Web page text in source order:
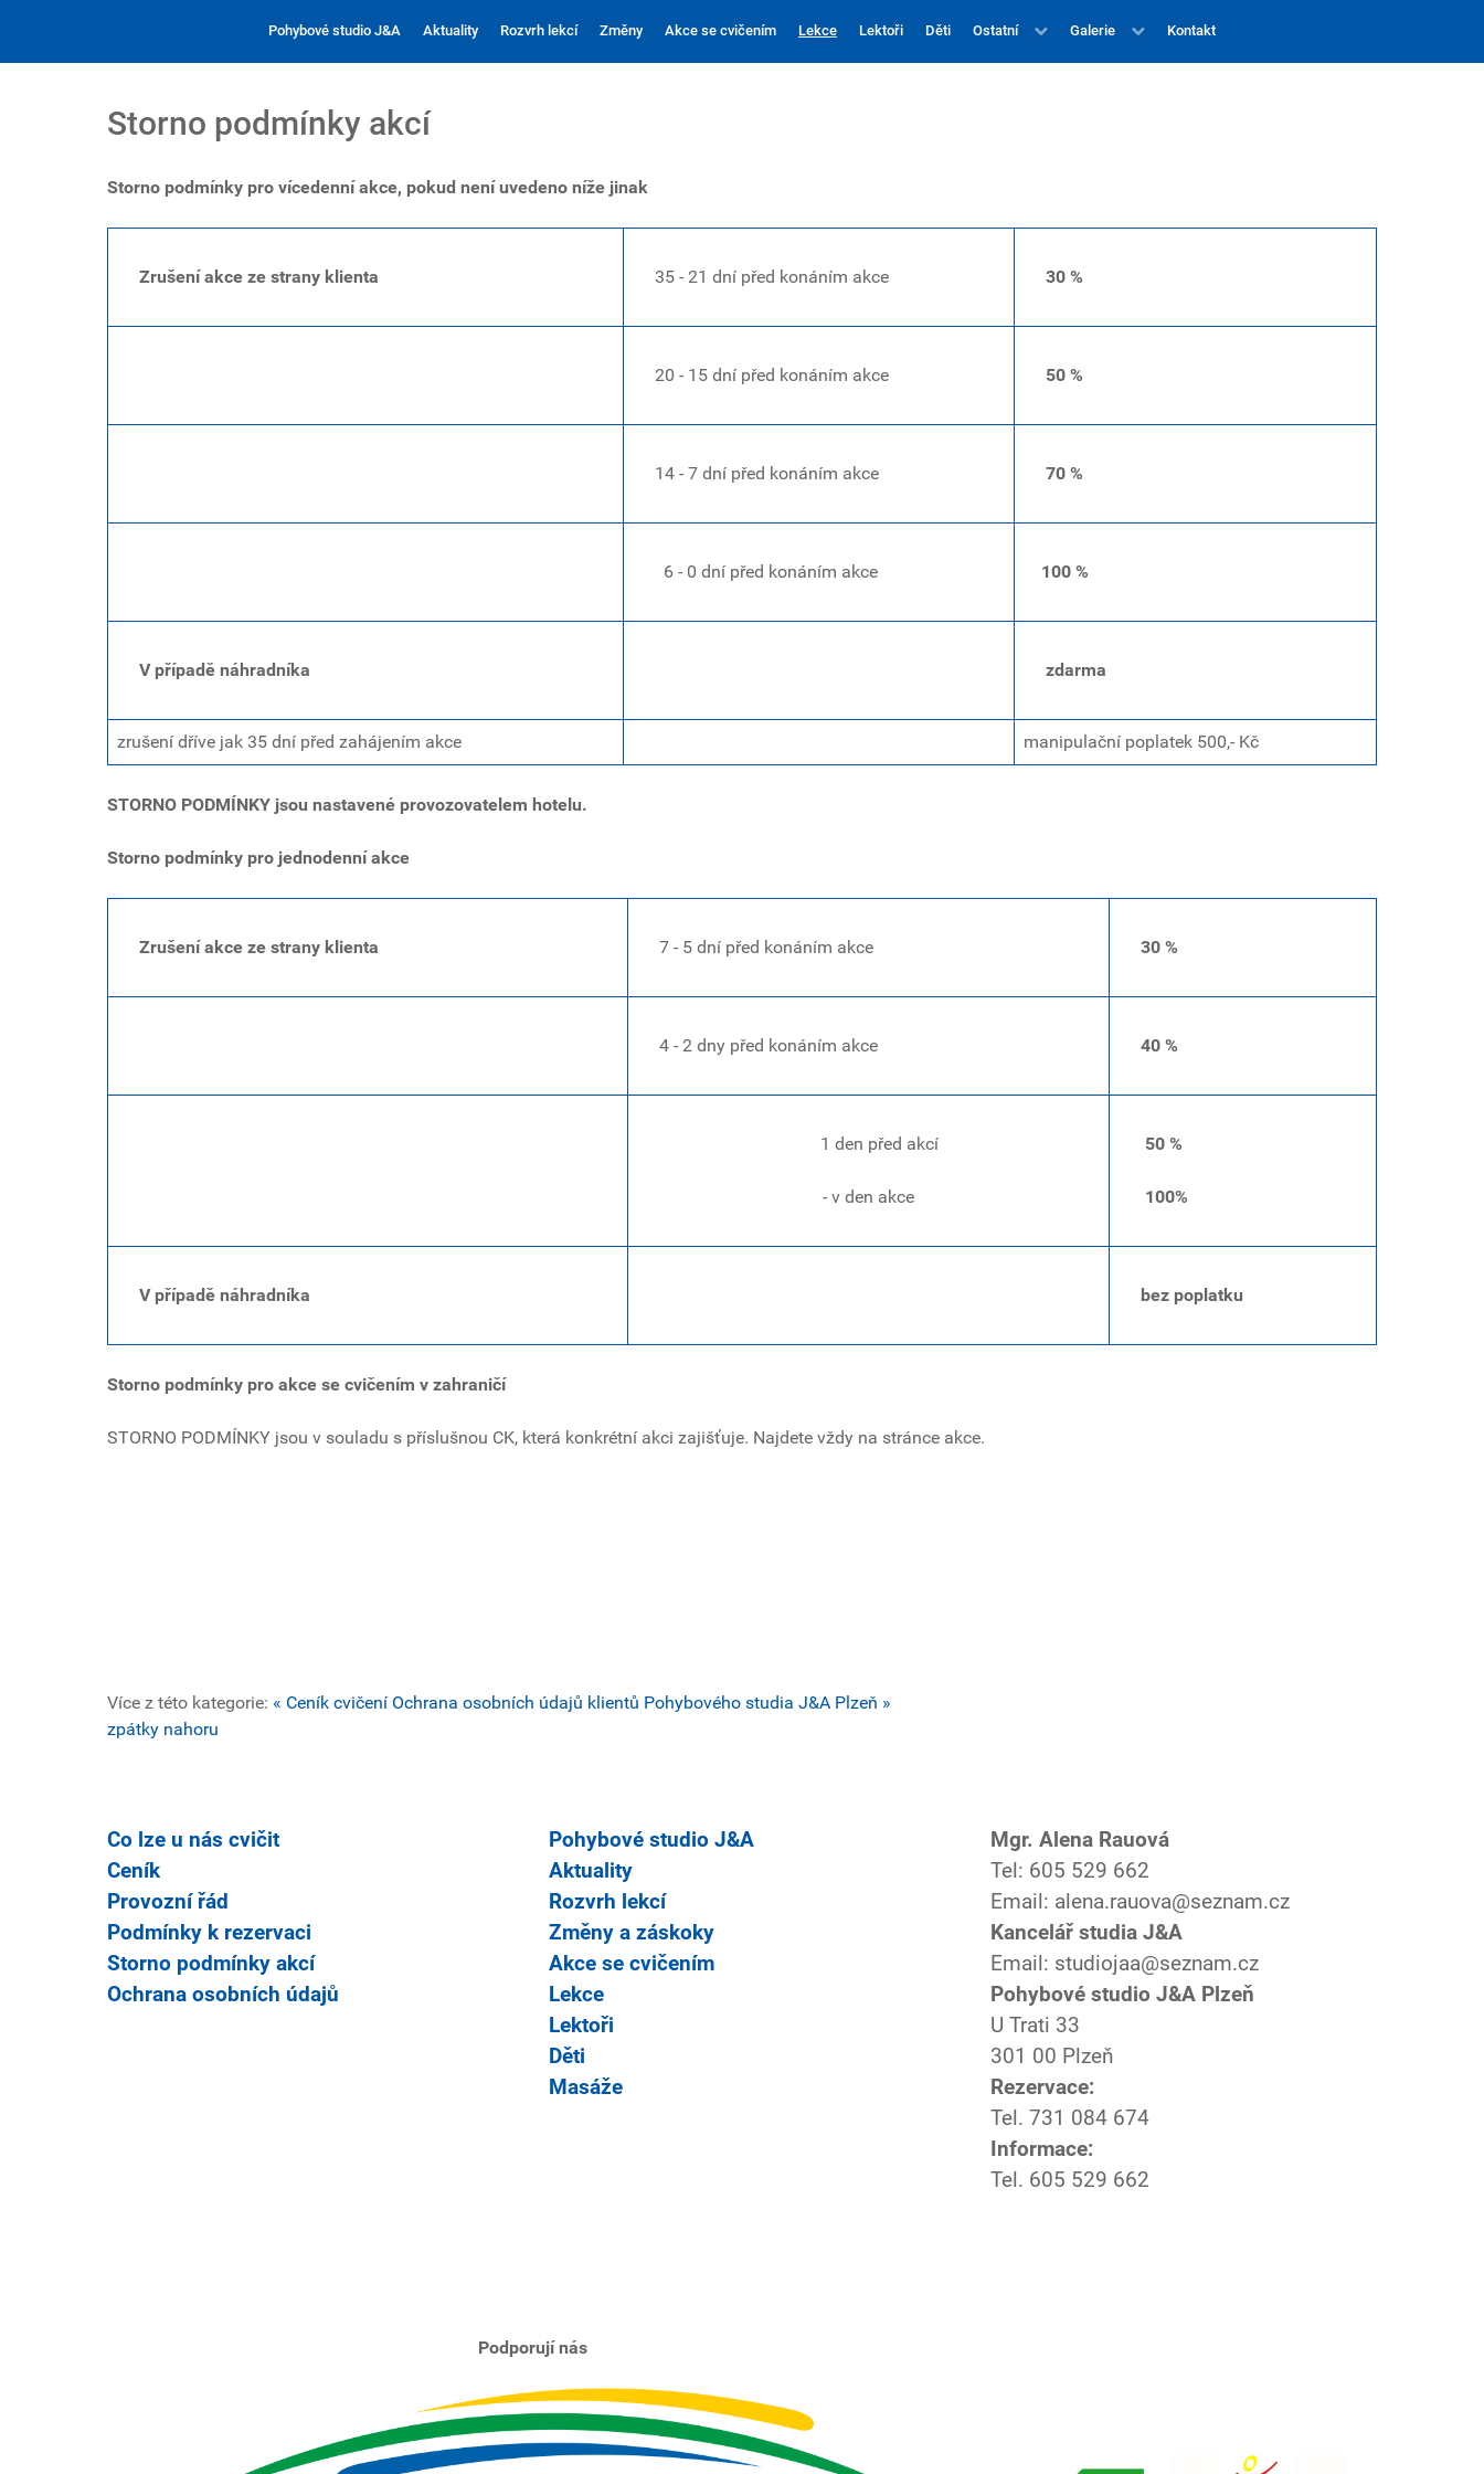
Pohybové studio J&A Aktuality Rozvrh lekcí Změny Akce se cvičením Lekce Lektoři Děti Ostatní Galerie Kontakt
Storno podmínky akcí
Storno podmínky pro vícedenní akce, pokud není uvedeno níže jinak
Zrušení akce ze strany klienta 35 - 21 dní před konáním akce 30 %
20 - 15 dní před konáním akce 50 %
14 - 7 dní před konáním akce 70 %
6 - 0 dní před konáním akce 100 %
V případě náhradníka zdarma
zrušení dříve jak 35 dní před zahájením akce manipulační poplatek 500,- Kč
STORNO PODMÍNKY jsou nastavené provozovatelem hotelu.
Storno podmínky pro jednodenní akce
Zrušení akce ze strany klienta 7 - 5 dní před konáním akce 30 %
4 - 2 dny před konáním akce 40 %
1 den před akcí
- v den akce
50 %
100%
V případě náhradníka bez poplatku
Storno podmínky pro akce se cvičením v zahraničí
STORNO PODMÍNKY jsou v souladu s příslušnou CK, která konkrétní akci zajišťuje. Najdete vždy na stránce akce.
Více z této kategorie: « Ceník cvičení Ochrana osobních údajů klientů Pohybového studia J&A Plzeň »
zpátky nahoru
Co lze u nás cvičit
Ceník
Provozní řád
Podmínky k rezervaci
Storno podmínky akcí
Ochrana osobních údajů
Pohybové studio J&A
Aktuality
Rozvrh lekcí
Změny a záskoky
Akce se cvičením
Lekce
Lektoři
Děti
Masáže
Mgr. Alena Rauová
Tel: 605 529 662
Email: alena.rauova@seznam.cz
Kancelář studia J&A
Email: studiojaa@seznam.cz
Pohybové studio J&A Plzeň
U Trati 33
301 00 Plzeň
Rezervace:
Tel. 731 084 674
Informace:
Tel. 605 529 662
Podporují nás